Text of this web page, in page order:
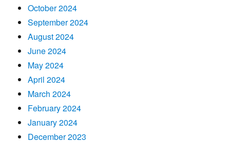
October 2024
September 2024
August 2024
June 2024
May 2024
April 2024
March 2024
February 2024
January 2024
December 2023